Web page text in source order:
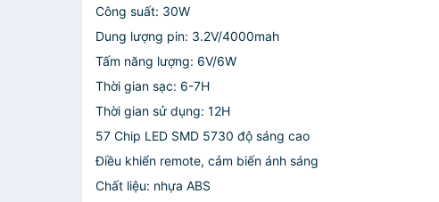
Công suất: 30W
Dung lượng pin: 3.2V/4000mah
Tấm năng lượng: 6V/6W
Thời gian sạc: 6-7H
Thời gian sử dụng: 12H
57 Chip LED SMD 5730 độ sáng cao
Điều khiển remote, cảm biến ánh sáng
Chất liệu: nhựa ABS